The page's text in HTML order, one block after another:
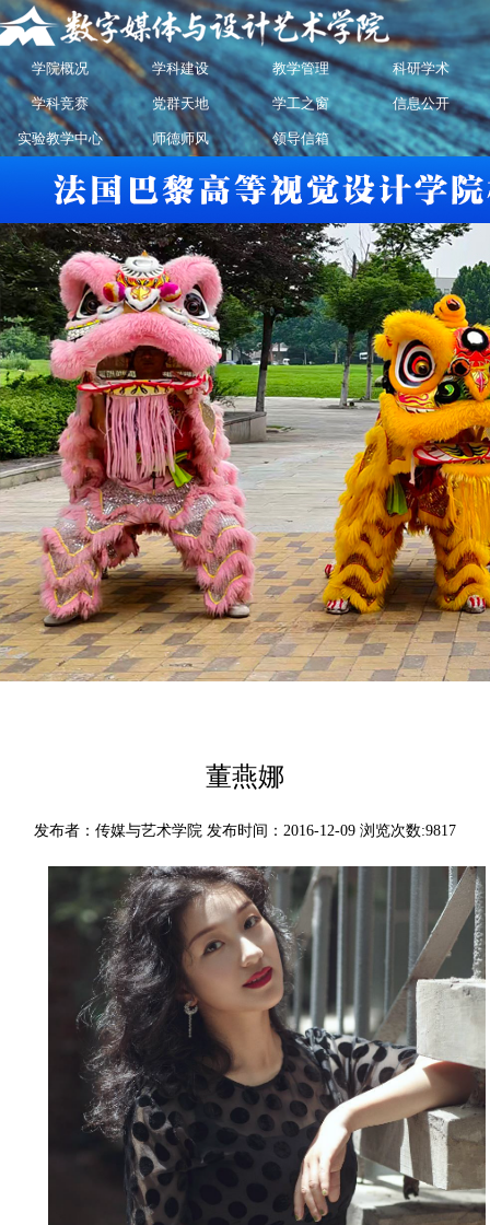
学院概况 学科建设 教学管理 科研学术
学科竞赛 党群天地 学工之窗 信息公开
实验教学中心 师德师风 领导信箱
董燕娜
发布者：传媒与艺术学院 发布时间：2016-12-09 浏览次数:9817